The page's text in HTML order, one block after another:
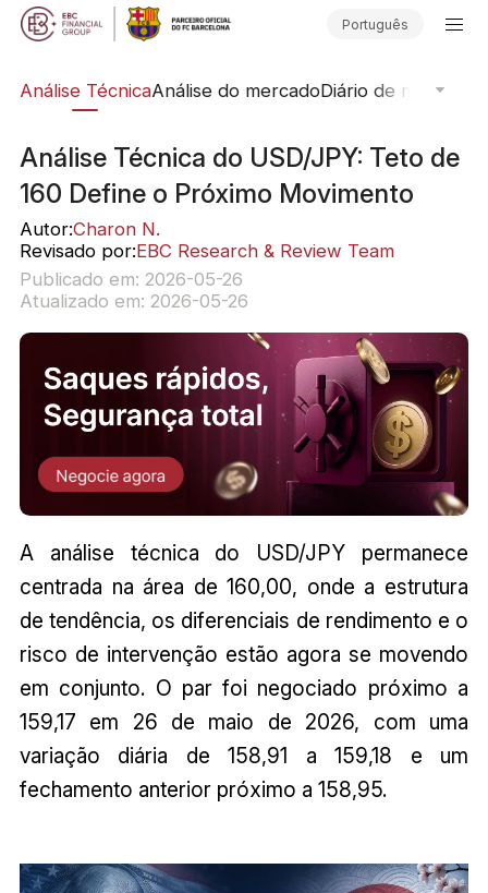
Português
Análise TécnicaAnálise do mercadoDiário de mercado
Análise Técnica do USD/JPY: Teto de
160 Define o Próximo Movimento
Autor:Charon N.
Revisado por:EBC Research & Review Team
Publicado em: 2026-05-26
Atualizado em: 2026-05-26
A análise técnica do USD/JPY permanece
centrada na área de 160,00, onde a estrutura
de tendência, os diferenciais de rendimento e o
risco de intervenção estão agora se movendo
em conjunto. O par foi negociado próximo a
159,17 em 26 de maio de 2026, com uma
variação diária de 158,91 a 159,18 e um
fechamento anterior próximo a 158,95.